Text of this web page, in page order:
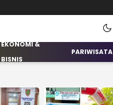
EKONOMI &
BISNIS
PARIWISATA